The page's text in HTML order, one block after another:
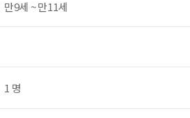
만9세 ~ 만11세
1 명